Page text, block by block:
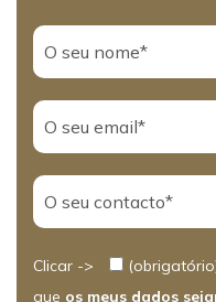
Clicar ->
que os meus dados